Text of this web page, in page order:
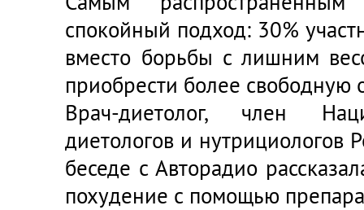
спокойный подход: 30%
вместо борьбы с лишним
приобрести более свободную
Врач-диетолог, член
диетологов и нутрициологов
беседе с Авторадио
похудение с помощью